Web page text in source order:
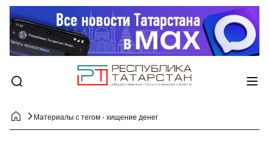
Материалы с тегом - хищение денег